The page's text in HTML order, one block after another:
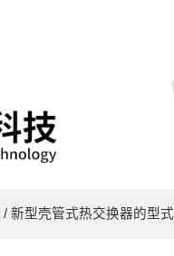
/ 新型壳管式热交换器的型式